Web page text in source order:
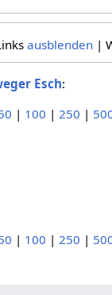
ausblenden|
Esch:
| 100 | 250 |
| 100 |250 |